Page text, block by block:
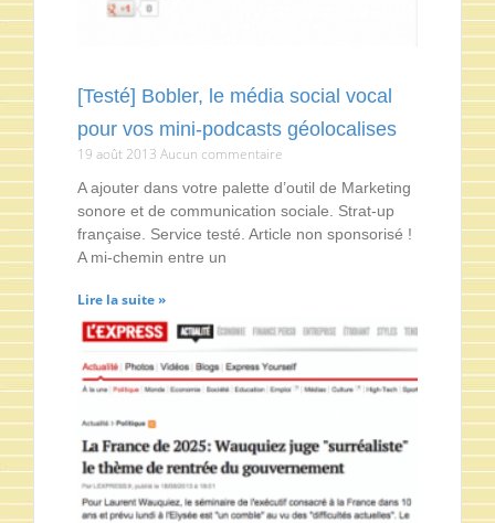
[Testé] Bobler, le média social vocal
pour vos mini-podcasts géolocalises
19 août 2013 Aucun commentaire
A ajouter dans votre palette d’outil de Marketing
sonore et de communication sociale. Strat-up
française. Service testé. Article non sponsorisé !
A mi-chemin entre un
Lire la suite »